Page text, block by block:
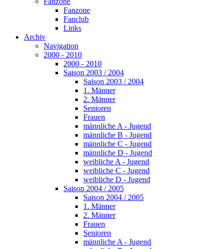
Fanzone
Fanclub
Links
Archiv
Navigation
2000 - 2010
2000 - 2010
Saison 2003 / 2004
Saison 2003 / 2004
1. Männer
2. Männer
Senioren
Frauen
männliche A - Jugend
männliche B - Jugend
männliche C - Jugend
männliche D - Jugend
weibliche A - Jugend
weibliche C - Jugend
weibliche D - Jugend
Saison 2004 / 2005
Saison 2004 / 2005
1. Männer
2. Männer
Frauen
Senioren
männliche A - Jugend